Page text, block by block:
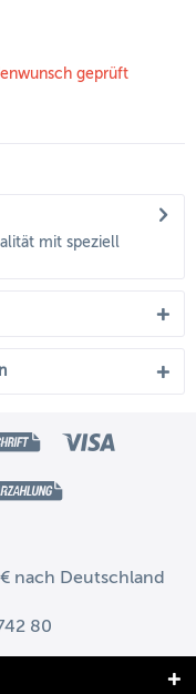
geprüft
mit speziell
nach Deutschland
80